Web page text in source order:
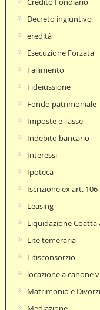
Decreto ingiuntivo
eredità
Esecuzione Forzata
Fallimento
Fideiussione
Fondo patrimoniale
Imposte e Tasse
Indebito bancario
Interessi
Ipoteca
Iscrizione ex art. 106
Leasing
Liquidazione
Lite temeraria
Litisconsorzio
locazione a canone
Matrimonio e